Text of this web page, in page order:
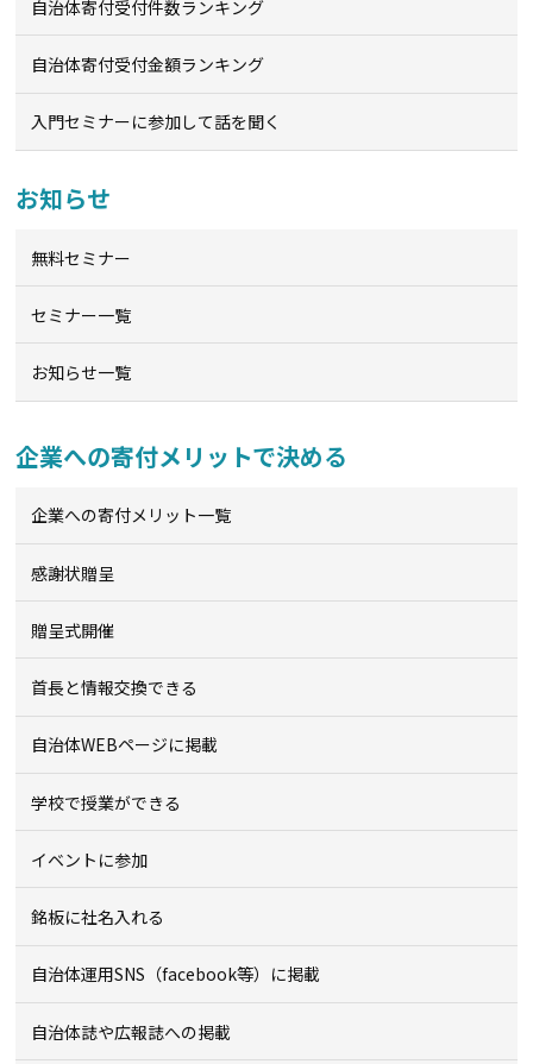
自治体寄付受付件数ランキング
自治体寄付受付金額ランキング
入門セミナーに参加して話を聞く
お知らせ
無料セミナー
セミナー一覧
お知らせ一覧
企業への寄付メリットで決める
企業への寄付メリット一覧
感謝状贈呈
贈呈式開催
首長と情報交換できる
自治体WEBページに掲載
学校で授業ができる
イベントに参加
銘板に社名入れる
自治体運用SNS（facebook等）に掲載
自治体誌や広報誌への掲載